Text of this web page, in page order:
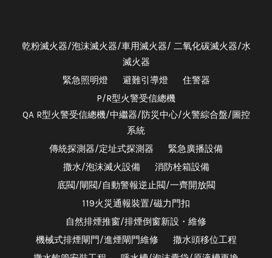
乾粉滅火器/泡沫滅火器/車用滅火器/ 二氧化碳滅火器/水
滅火器
緊急照明燈
避難引導燈
住警器
P/R型火警受信總機
QA R型火警受信總機/中繼器/防災中心/火警綜合盤/圖控
系統
傳統探測器/定址式探測器
緊急廣播設備
撒水/泡沫滅火設備
消防栓箱設備
底閥/閘閥/自動警報逆止閥/一齊開放閥
119火災通報裝置/磁力門扣
自然排煙推窗/排煙倒窗新設・維修
機械式排煙閘門/進煙閘門維修
撒水頭移位工程